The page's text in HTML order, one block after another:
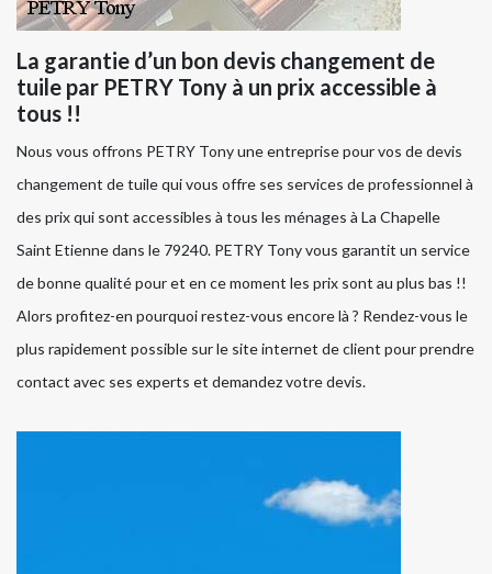
La garantie d’un bon devis changement de
tuile par PETRY Tony à un prix accessible à
tous !!
Nous vous offrons PETRY Tony une entreprise pour vos de devis
changement de tuile qui vous offre ses services de professionnel à
des prix qui sont accessibles à tous les ménages à La Chapelle
Saint Etienne dans le 79240. PETRY Tony vous garantit un service
de bonne qualité pour et en ce moment les prix sont au plus bas !!
Alors profitez-en pourquoi restez-vous encore là ? Rendez-vous le
plus rapidement possible sur le site internet de client pour prendre
contact avec ses experts et demandez votre devis.